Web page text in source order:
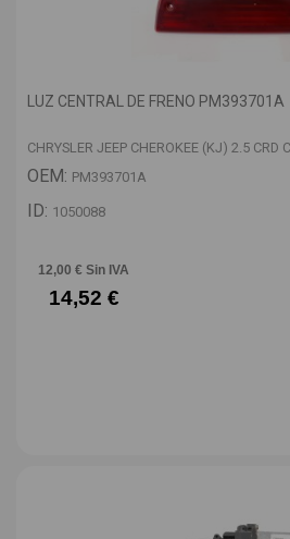
LUZ CENTRAL DE FRENO PM393701A
CHRYSLER JEEP CHEROKEE (KJ) 2.5 CRD
OEM: PM393701A
ID: 1050088
12,00 € Sin IVA
14,52 €